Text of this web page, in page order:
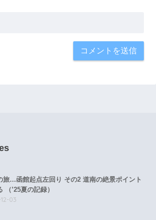
旅…函館起点左回り その2 道南の絶景ポイント
（’25夏の記録）
03